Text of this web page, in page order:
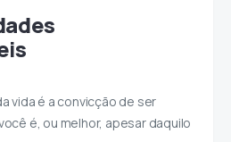
vida é a convicção de ser
é, ou melhor, apesar daquilo